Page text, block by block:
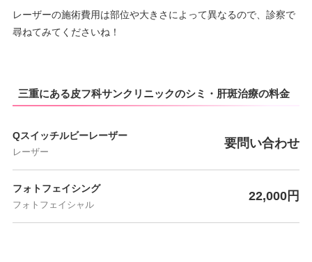
レーザーの施術費用は部位や大きさによって異なるので、診察で
尋ねてみてくださいね！
三重にある皮フ科サンクリニックのシミ・肝斑治療の料金
Qスイッチルビーレーザー
レーザー
要問い合わせ
フォトフェイシング
フォトフェイシャル
22,000円